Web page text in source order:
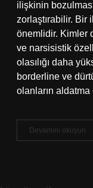
ilişkinin
zorlaştırabilir. Bir
önemlidir. Kimler
ve narsisistik
olasılığı daha
borderline ve
olanların aldatma
Devamını okuyun